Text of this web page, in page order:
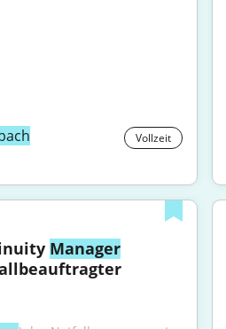
Vollzeit
Manager